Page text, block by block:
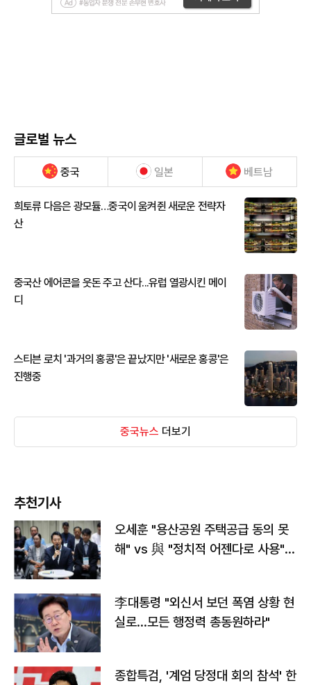
글로벌 뉴스
중국 일본 베트남
희토류 다음은 광모듈…중국이 움켜쥔 새로운 전략자
산
중국산 에어콘을 웃돈 주고 산다...유럽 열광시킨 메이
디
스티븐 로치 '과거의 홍콩'은 끝났지만 '새로운 홍콩'은
진행중
중국뉴스 더보기
추천기사
오세훈 "용산공원 주택공급 동의 못
해" vs 與 "정치적 어젠다로 사용"
李대통령 "외신서 보던 폭염 상황 현
실로…모든 행정력 총동원하라"
종합특검, '계엄 당정대 회의 참석' 한